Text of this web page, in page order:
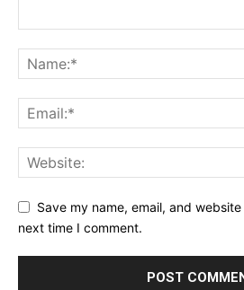
Save my name, email, and
next time I comment.